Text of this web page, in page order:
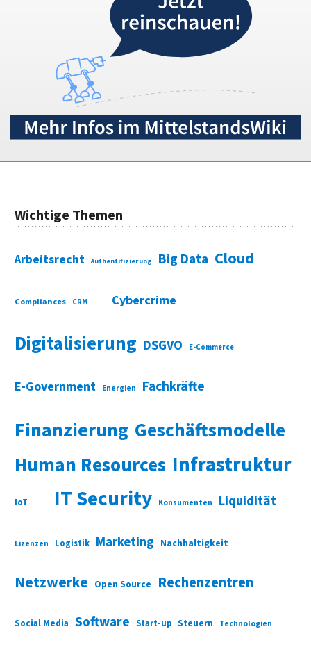
Wichtige Themen
Arbeitsrecht Authentifizierung Big Data Cloud
Compliances CRM Cybercrime
Digitalisierung DSGVO E-Commerce
E-Government Energien Fachkräfte
Finanzierung Geschäftsmodelle
Human Resources Infrastruktur
IoT IT Security Konsumenten Liquidität
Lizenzen Logistik Marketing Nachhaltigkeit
Netzwerke Open Source Rechenzentren
Social Media Software Start-up Steuern Technologien